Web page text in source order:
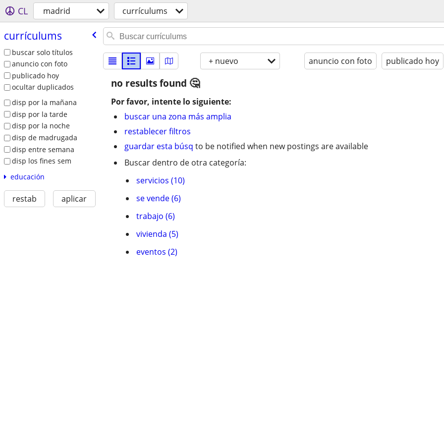
CL madrid currí­culums
currí­culums
buscar solo títulos
anuncio con foto
publicado hoy
ocultar duplicados
disp por la mañana
disp por la tarde
disp por la noche
disp de madrugada
disp entre semana
disp los fines sem
educación
restab aplicar
+ nuevo anuncio con foto publicado hoy
no results found
Por favor, intente lo siguiente:
buscar una zona más amplia
restablecer filtros
guardar esta búsq to be notified when new postings are available
Buscar dentro de otra categoría:
servicios (10)
se vende (6)
trabajo (6)
vivienda (5)
eventos (2)